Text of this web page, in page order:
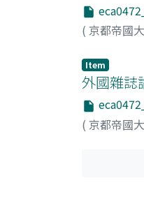
( 京都帝國
Item
外國雜誌
( 京都帝國